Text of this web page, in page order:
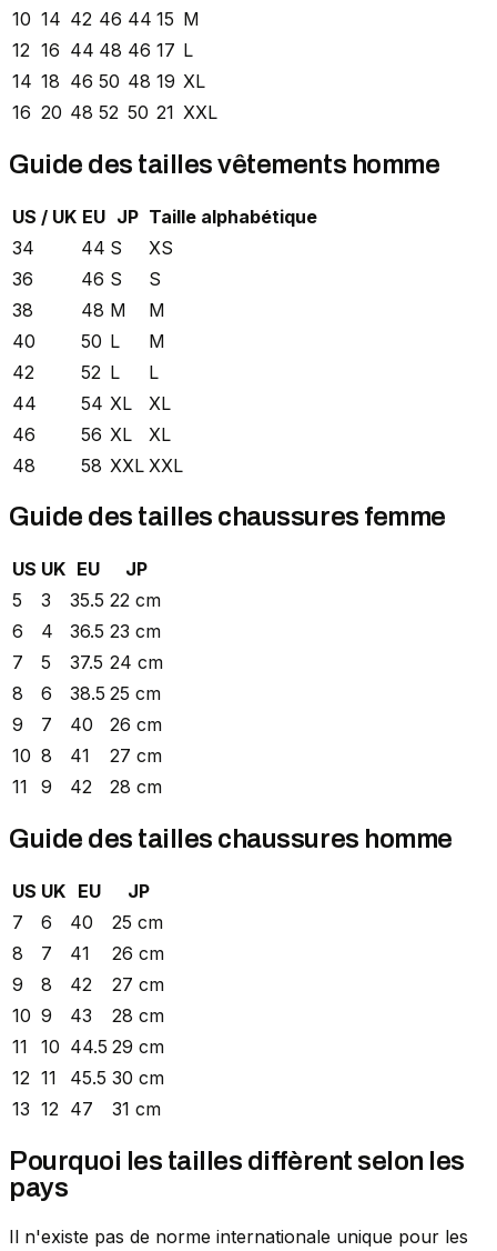
10 14 42 46 44 15 M
12 16 44 48 46 17 L
14 18 46 50 48 19 XL
16 20 48 52 50 21 XXL
Guide des tailles vêtements homme
US / UK EU JP Taille alphabétique
34
44 S
XS
36
46 S
S
38
48 M
M
40
50 L
M
42
52 L
L
44
54 XL
XL
46
56 XL
XL
48
58 XXL XXL
Guide des tailles chaussures femme
US UK EU
JP
5
3 35.5 22 cm
6
4 36.5 23 cm
7
5 37.5 24 cm
8
6 38.5 25 cm
9
7 40
26 cm
10 8 41
27 cm
11
9 42 28 cm
Guide des tailles chaussures homme
US UK EU
JP
7
6 40
25 cm
8
7 41
26 cm
9
8 42
27 cm
10 9 43
28 cm
11
10 44.5 29 cm
12 11 45.5 30 cm
13 12 47 31 cm
Pourquoi les tailles diffèrent selon les
pays
Il n'existe pas de norme internationale unique pour les